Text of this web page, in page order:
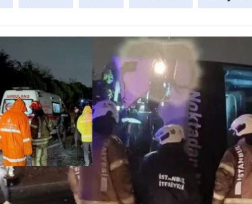
Artvin
Aydın
Balıkesir
Bilecik
Bingöl